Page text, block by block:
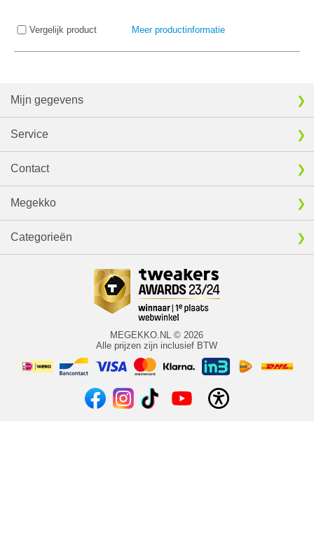
Vergelijk product Meer productinformatie
Mijn gegevens
Service
Contact
Megekko
Categorieën
MEGEKKO.NL © 2026
Alle prijzen zijn inclusief BTW